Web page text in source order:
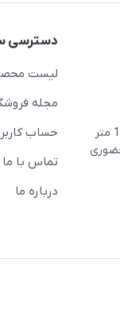
بوشهر - چهار راه تامین اجتماعی به سمت ریشهر ، 100 متر
دسترسی
لیست
مجله
حساب
تماس با ما
درباره ما